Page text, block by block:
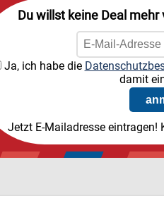
Du willst keine Deal
Ja, ich habe die
damit
Jetzt E-Mailadresse eintragen!